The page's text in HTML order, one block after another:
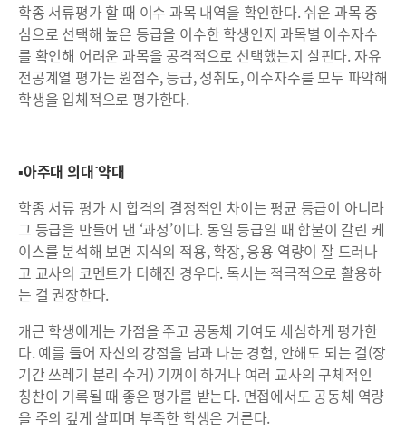
학종 서류평가 할 때 이수 과목 내역을 확인한다. 쉬운 과목 중
심으로 선택해 높은 등급을 이수한 학생인지 과목별 이수자수
를 확인해 어려운 과목을 공격적으로 선택했는지 살핀다. 자유
전공계열 평가는 원점수, 등급, 성취도, 이수자수를 모두 파악해
학생을 입체적으로 평가한다.
▪아주대 의대˙약대
학종 서류 평가 시 합격의 결정적인 차이는 평균 등급이 아니라
그 등급을 만들어 낸 ‘과정’이다. 동일 등급일 때 합불이 갈린 케
이스를 분석해 보면 지식의 적용, 확장, 응용 역량이 잘 드러나
고 교사의 코멘트가 더해진 경우다. 독서는 적극적으로 활용하
는 걸 권장한다.
개근 학생에게는 가점을 주고 공동체 기여도 세심하게 평가한
다. 예를 들어 자신의 강점을 남과 나눈 경험, 안해도 되는 걸(장
기간 쓰레기 분리 수거) 기꺼이 하거나 여러 교사의 구체적인
칭찬이 기록될 때 좋은 평가를 받는다. 면접에서도 공동체 역량
을 주의 깊게 살피며 부족한 학생은 거른다.